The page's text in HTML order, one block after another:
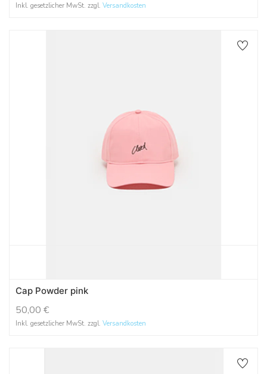
Inkl. gesetzlicher MwSt. zzgl. Versandkosten
Cap Powder pink
50,00 €
Inkl. gesetzlicher MwSt. zzgl. Versandkosten